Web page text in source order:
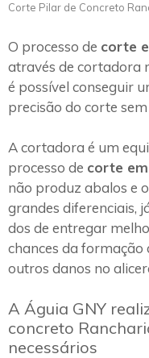
Corte Pilar de Concreto
O processo de corte
através de cortadora
é possível conseguir
precisão do corte
A cortadora é um
processo de corte
não produz abalos e
grandes diferenciais,
dos de entregar
chances da formação
outros danos no
A Águia GNY
concreto
necessários